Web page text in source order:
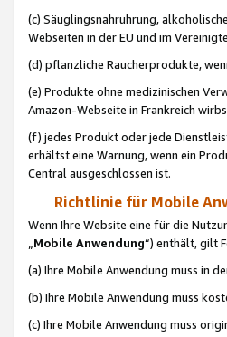
(c) Säuglingsnahruhrung,
Webseiten in der EU und im
(d) pflanzliche Raucherprodukte,
(e) Produkte ohne medizinischen
Amazon-Webseite in Frankreich
(f) jedes Produkt oder jede
erhältst eine Warnung, wenn ein
Central ausgeschlossen ist.
Richtlinie für Mobile
Wenn Ihre Website eine für die
„Mobile Anwendung“) enthält, gilt
(a) Ihre Mobile Anwendung muss in
(b) Ihre Mobile Anwendung muss
(c) Ihre Mobile Anwendung muss